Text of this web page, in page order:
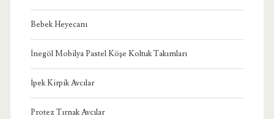
Bebek Heyecanı
İnegöl Mobilya Pastel Köşe Koltuk Takımları
İpek Kirpik Avcılar
Protez Tırnak Avcılar